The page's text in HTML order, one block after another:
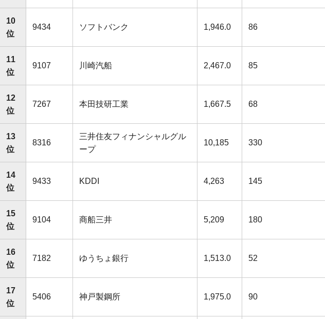
10
位
9434 ソフトバンク 1,946.0 86
11
位
9107 川崎汽船 2,467.0 85
12
位
7267 本田技研工業 1,667.5 68
13
位
8316
三井住友フィナンシャルグル
ープ
10,185 330
14
位
9433 KDDI 4,263 145
15
位
9104 商船三井 5,209 180
16
位
7182 ゆうちょ銀行 1,513.0 52
17
位
5406 神戸製鋼所 1,975.0 90